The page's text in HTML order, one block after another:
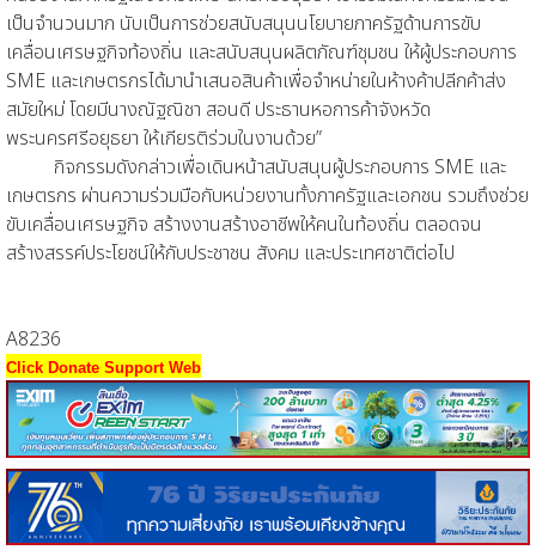
เป็นจำนวนมาก นับเป็นการช่วยสนับสนุนนโยบายภาครัฐด้านการขับ
เคลื่อนเศรษฐกิจท้องถิ่น และสนับสนุนผลิตภัณฑ์ชุมชน ให้ผู้ประกอบการ
SME และเกษตรกรได้มานำเสนอสินค้าเพื่อจำหน่ายในห้างค้าปลีกค้าส่ง
สมัยใหม่ โดยมีนางณัฐณิชา สอนดี ประธานหอการค้าจังหวัด
พระนครศรีอยุธยา ให้เกียรติร่วมในงานด้วย”
กิจกรรมดังกล่าวเพื่อเดินหน้าสนับสนุนผู้ประกอบการ SME และ
เกษตรกร ผ่านความร่วมมือกับหน่วยงานทั้งภาครัฐและเอกชน รวมถึงช่วย
ขับเคลื่อนเศรษฐกิจ สร้างงานสร้างอาชีพให้คนในท้องถิ่น ตลอดจน
สร้างสรรค์ประโยชน์ให้กับประชาชน สังคม และประเทศชาติต่อไป
A8236
Click Donate Support Web